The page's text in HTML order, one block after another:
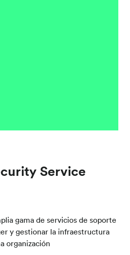
Service
gama de servicios de soporte
y gestionar la infraestructura
organización